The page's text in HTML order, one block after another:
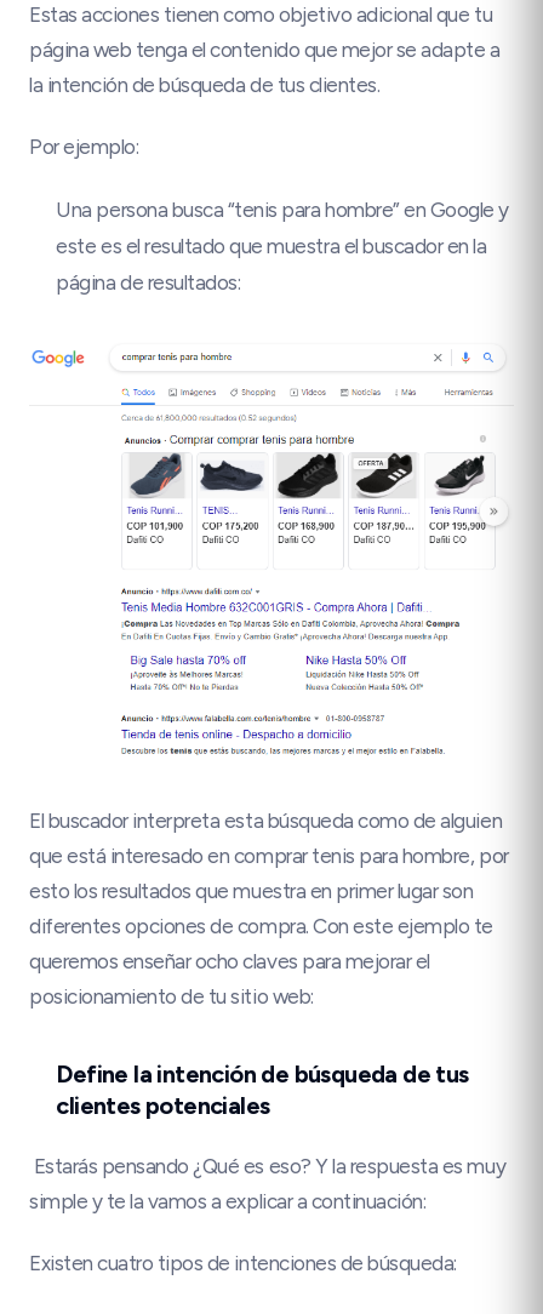
Estas acciones tienen como objetivo adicional que tu
página web tenga el contenido que mejor se adapte a
la intención de búsqueda de tus clientes.
Por ejemplo:
Una persona busca “tenis para hombre” en Google y
este es el resultado que muestra el buscador en la
página de resultados:
El buscador interpreta esta búsqueda como de alguien
que está interesado en comprar tenis para hombre, por
esto los resultados que muestra en primer lugar son
diferentes opciones de compra. Con este ejemplo te
queremos enseñar ocho claves para mejorar el
posicionamiento de tu sitio web:
Define la intención de búsqueda de tus
clientes potenciales
Estarás pensando ¿Qué es eso? Y la respuesta es muy
simple y te la vamos a explicar a continuación:
Existen cuatro tipos de intenciones de búsqueda: